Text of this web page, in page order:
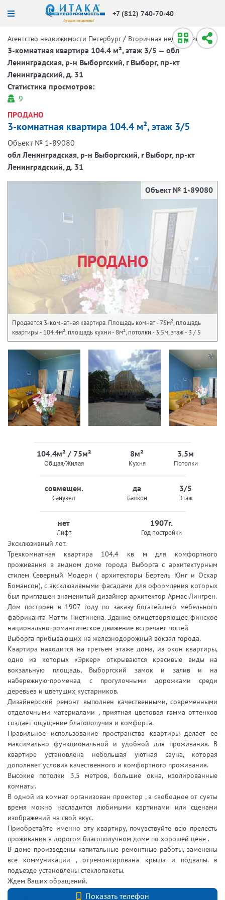
+7 (812) 740-70-40
Агентство недвижимости Петербург / Вторичная недвижимость /
3-комнатная квартира 104.4 м², этаж 3/5 — обл
Ленинградская, р-н Выборгский, г Выборг, пр-кт
Ленинградский, д. 31
Статистика просмотров:
9
ПРОДАНО
3-комнатная квартира 104.4 м², этаж 3/5
Объект № 1-89080
обл Ленинградская, р-н Выборгский, г Выборг, пр-кт
Ленинградский, д. 31
ПРОДАНО
Объект № 1-89080
Продается 3-комнатная квартира. Площадь комнат - 75м², площадь
квартиры - 104.4м², площадь кухни - 8м², потолки - 3.5м, этаж - 3 / 5
104.4м² / 75м²
Общая/Жилая
8м²
Кухня
3.5м
Потолки
совмещен.
Санузел
да
Балкон
3/5
Этаж
нет
Лифт
1907г.
Год постройки
Эксклюзивный лот.
Трехкомнатная квартира 104,4 кв м для комфортного
проживания в видном доме города Выборга с архитектурным
стилем Северный Модерн ( архитекторы Бертель Юнг и Оскар
Бомансон), с эксклюзивными фасадами для оформления которых
был приглашен знаменитый дизайнер архитектор Армас Лингрен.
Дом построен в 1907 году по заказу богатейшего мебельного
фабриканта Матти Пиетинена. Здание олицетворяющее финское
национально-романтическое движение встречает гостей
Выборга прибывающих на железнодорожный вокзал города.
Квартира находится на третьем этаже дома, из окон квартиры,
одно из которых «Эркер» открываются красивые виды на
вокзальную площадь, Выборгский замок и залив и на
набережную-променад с прогулочными дорожками среди
деревьев и цветущих кустарников.
Дизайнерский ремонт выполнен качественными, современными
отделочными материалами , приятная цветовая гамма оттенков
создает ощущение благополучия и комфорта.
Правильное использование пространства квартиры делает ее
максимально функциональной и удобной для проживания. В
квартире установлена небольшая уютная сауна, которая
дополняет условия качественного и комфортного проживания.
Высокие потолки 3,5 метров, большие окна, изолированные
комнаты.
В одной из комнат организован проектор , в свободное от суеты
время можно насладится любимыми картинами или сценами
изображений на свой вкус.
Приобретайте именно эту квартиру, почувствуйте всю прелесть
проживания в дорогом благополучном доме по хорошей цене .
В доме произведены капитальные ремонтные работы, заменены
все коммуникации , отремонтирована крыша и подвалы. в
подъезде установлены стеклопакеты.
Ждем Ваших обращений.
Показать телефон
+7 (812) 740-70-40